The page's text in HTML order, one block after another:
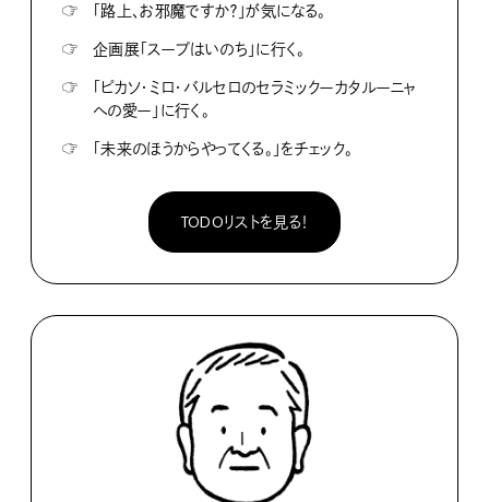
☞
「路上、お邪魔ですか？」が気になる。
☞
企画展「スープはいのち」に行く。
☞
「ピカソ・ミロ・バルセロのセラミックーカタルーニャ
への愛ー」に行く。
☞
「未来のほうからやってくる。」をチェック。
TODOリストを見る！